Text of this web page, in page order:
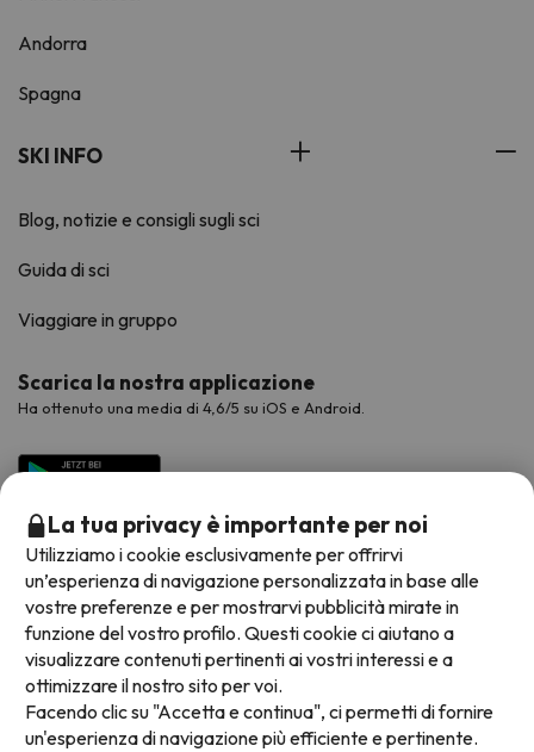
Andorra
Spagna
SKI INFO
Blog, notizie e consigli sugli sci
Guida di sci
Viaggiare in gruppo
Scarica la nostra applicazione
Ha ottenuto una media di 4,6/5 su iOS e Android.
Metodi di pagamento disponibili
La tua privacy è importante per noi
Utilizziamo i cookie esclusivamente per offrirvi
un’esperienza di navigazione personalizzata in base alle
vostre preferenze e per mostrarvi pubblicità mirate in
funzione del vostro profilo. Questi cookie ci aiutano a
visualizzare contenuti pertinenti ai vostri interessi e a
ottimizzare il nostro sito per voi.
Facendo clic su "Accetta e continua", ci permetti di fornire
un'esperienza di navigazione più efficiente e pertinente.